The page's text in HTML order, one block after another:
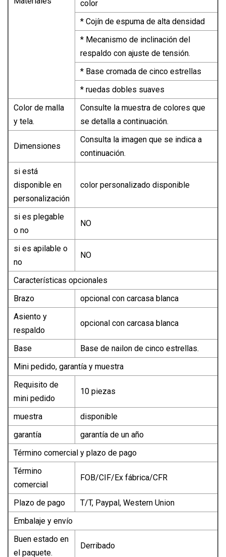
color
* Cojín de espuma de alta densidad
* Mecanismo de inclinación del
respaldo con ajuste de tensión.
* Base cromada de cinco estrellas
* ruedas dobles suaves
Color de malla
y tela.
Consulte la muestra de colores que
se detalla a continuación.
Dimensiones
Consulta la imagen que se indica a
continuación.
si está
disponible en
personalización
color personalizado disponible
si es plegable
o no
NO
si es apilable o
no
NO
Características opcionales
Brazo
opcional con carcasa blanca
Asiento y
respaldo
opcional con carcasa blanca
Base
Base de nailon de cinco estrellas.
Mini pedido, garantía y muestra
Requisito de
mini pedido
10 piezas
muestra
disponible
garantía
garantía de un año
Término comercial y plazo de pago
Término
comercial
FOB/CIF/Ex fábrica/CFR
Plazo de pago
T/T, Paypal, Western Union
Embalaje y envío
Buen estado en
el paquete.
Derribado